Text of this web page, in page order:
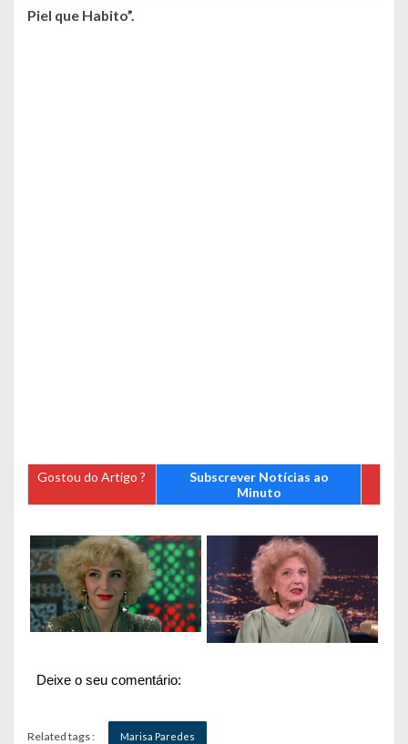
Piel que Habito”.
Gostou do Artigo ?
Subscrever Notícias ao
Minuto
Deixe o seu comentário:
Related tags : Marisa Paredes